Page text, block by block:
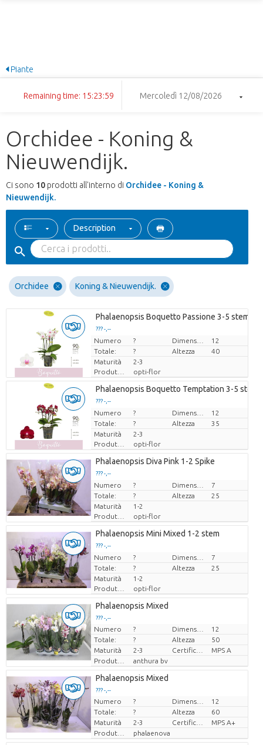
Piante
Remaining time: 15:23:59 Mercoledì 12/08/2026
Orchidee - Koning &
Nieuwendijk.
Ci sono 10 prodotti all'interno di Orchidee - Koning &
Nieuwendijk.
Description
Orchidee Koning & Nieuwendijk.
Phalaenopsis Boquetto Passione 3-5 stem
??? -,--
Prezzo x uno
Numero ?
12
Totale:
? Altezza
40
Maturità
2-3
Produttore
opti-flor
Phalaenopsis Boquetto Temptation 3-5 stem
??? -,--
Prezzo x uno
Numero ?
12
Totale:
? Altezza
35
Maturità
2-3
Produttore
opti-flor
Phalaenopsis Diva Pink 1-2 Spike
??? -,--
Prezzo x uno
Numero ?
7
Totale:
? Altezza
25
Maturità
1-2
Produttore
opti-flor
Phalaenopsis Mini Mixed 1-2 stem
??? -,--
Prezzo x uno
Numero ?
7
Totale:
? Altezza
25
Maturità
1-2
Produttore
opti-flor
Phalaenopsis Mixed
??? -,--
Prezzo x uno
Numero ?
12
Totale:
? Altezza
50
Maturità
2-3
MPS A
Produttore
anthura bv
Phalaenopsis Mixed
??? -,--
Prezzo x uno
Numero ?
12
Totale:
? Altezza
60
Maturità
2-3
MPS A+
Produttore
phalaenova